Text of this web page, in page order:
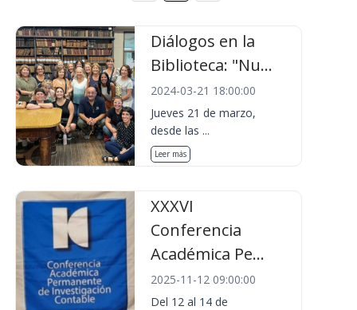
Diálogos en la
Biblioteca: "Nu...
2024-03-21 18:00:00
Jueves 21 de marzo,
desde las ...
Leer más
XXXVI
Conferencia
Académica Pe...
2025-11-12 09:00:00
Del 12 al 14 de